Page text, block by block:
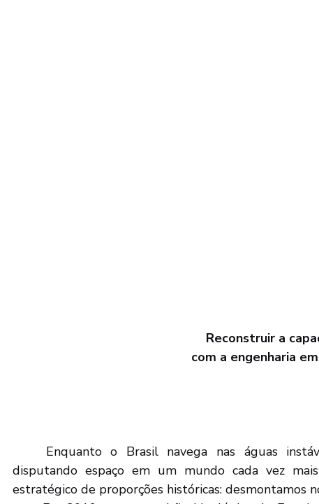
Reconstruir a
com a engenharia
disputando espaço em um mundo cada vez
estratégico de proporções históricas: desmontamos